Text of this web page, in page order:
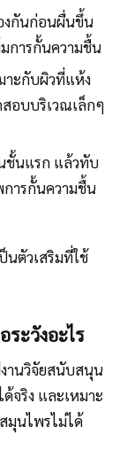
กันก่อนผื่นขึ้น
การกั้นความชื้น
าะกับผิวที่แห้ง
อบบริเวณเล็กๆ
ชั้นแรก แล้วทับ
ารกั้นความชื้น
นตัวเสริมที่ใช้
ะวังอะไร
งานวิจัยสนับสนุน
จริง และเหมาะ
มุนไพรไม่ได้